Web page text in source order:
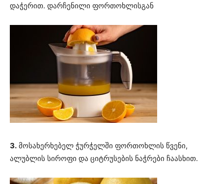
დაჭერით. დარჩენილი ფორთოხლისგან
3. მოსახერხებელ ჭურჭელში ფორთოხლის წვენი,
ალუბლის სიროფი და ციტრუსების ნაჭრები ჩაასხით.